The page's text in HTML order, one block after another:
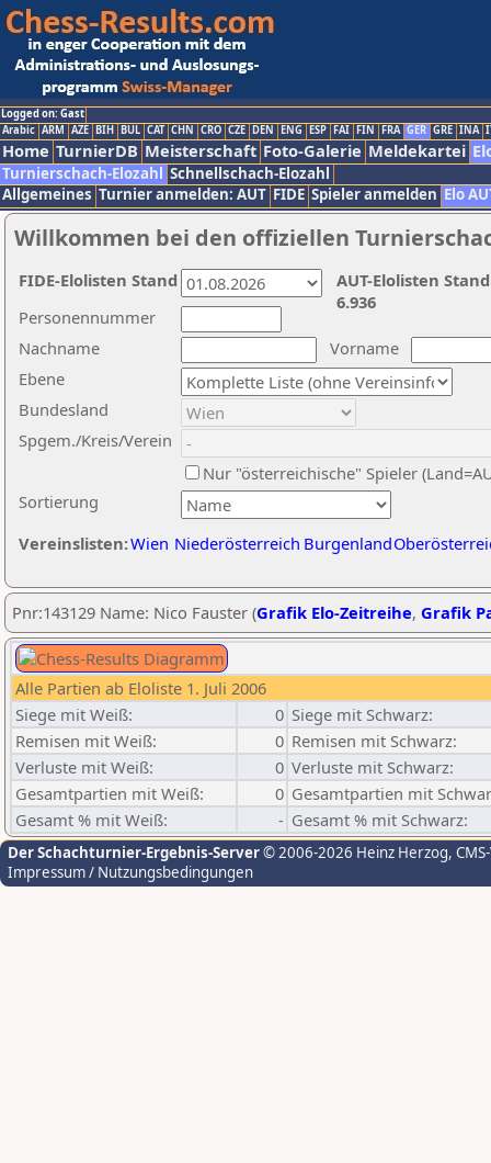
Logged on: Gast
Arabic ARM AZE BIH BUL CAT CHN CRO CZE DEN ENG ESP FAI FIN FRA GER GRE INA
Home TurnierDB Meisterschaft Foto-Galerie Meldekartei
Turnierschach-Elozahl Schnellschach-Elozahl
Allgemeines Turnier anmelden: AUT FIDE Spieler anmelden Elo
Willkommen bei den offiziellen
Nachname
Vorname
Ebene
Sortierung
Personennummer
Bundesland
Spgem./Kreis/Verein
Nur "österreichische" Spieler
Vereinslisten:Wien Niederösterreich Burgenland
AUT-Elolisten
6.936
FIDE-Elolisten Stand
Pnr:143129 Name: Nico Fauster (Grafik Elo-Zeitreihe, Grafik
Alle Partien ab Eloliste 1. Juli 2006
Siege mit Weiß:
0 Siege mit Schwarz:
Remisen mit Weiß:
0 Remisen mit Schwarz:
Verluste mit Weiß:
0 Verluste mit Schwarz:
Gesamtpartien mit Weiß:
0 Gesamtpartien mit
Gesamt % mit Weiß:
- Gesamt % mit Schwarz:
Der Schachturnier-Ergebnis-Server© 2006-2026 Heinz Herzog,
Impressum / Nutzungsbedingungen